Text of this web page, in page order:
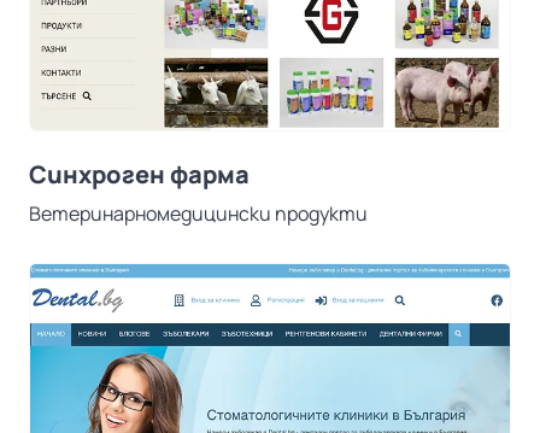
Синхроген фарма
Ветеринарномедицински продукти